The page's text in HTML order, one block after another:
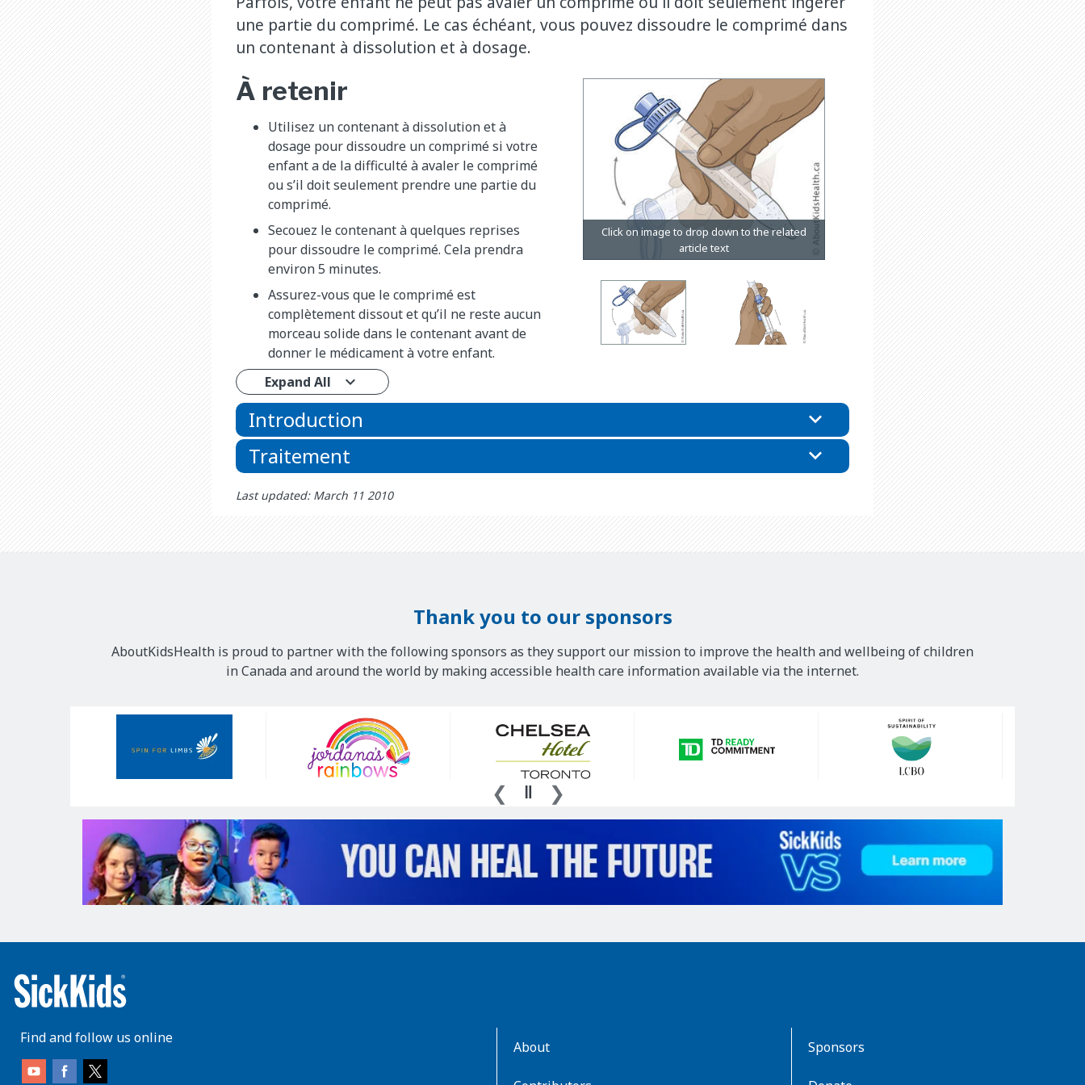
une partie du comprimé. Le cas échéant, vous pouvez dissoudre le comprimé dans
un contenant à dissolution et à dosage.
À retenir
Utilisez un contenant à dissolution et à
dosage pour dissoudre un comprimé si votre
enfant a de la difficulté à avaler le comprimé
ou s’il doit seulement prendre une partie du
comprimé.
Secouez le contenant à quelques reprises
pour dissoudre le comprimé. Cela prendra
environ 5 minutes.
Assurez-vous que le comprimé est
complètement dissout et qu’il ne reste aucun
morceau solide dans le contenant avant de
donner le médicament à votre enfant.
Expand All
Introduction
Traitement
Last updated: March 11 2010
Thank you to our sponsors
AboutKidsHealth is proud to partner with the following sponsors as they support our mission to improve the health and wellbeing of children
in Canada and around the world by making accessible health care information available via the internet.
Find and follow us online
About Sponsors